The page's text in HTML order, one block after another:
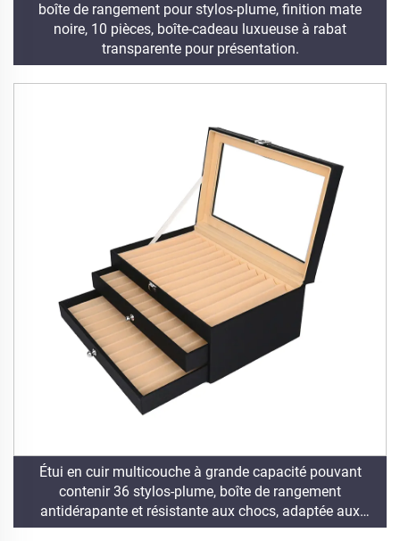
boîte de rangement pour stylos-plume, finition mate
noire, 10 pièces, boîte-cadeau luxueuse à rabat
transparente pour présentation.
Étui en cuir multicouche à grande capacité pouvant
contenir 36 stylos-plume, boîte de rangement
antidérapante et résistante aux chocs, adaptée aux
stylos-plume et aux stylos-bille.